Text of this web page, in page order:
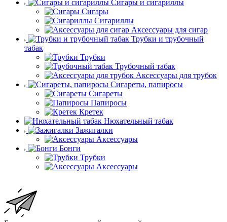
Сигары и сигариллы
Сигары
Сигариллы
Аксессуары для сигар
Трубки и трубочный
табак
Трубки
Трубочный табак
Аксессуары для трубок
Сигареты, папиросы
Сигареты
Папиросы
Кретек
Нюхательный табак
Зажигалки
Аксессуары
Бонги
Трубки
Аксессуары